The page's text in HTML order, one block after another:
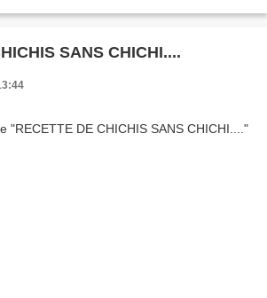
SANS CHICHI....